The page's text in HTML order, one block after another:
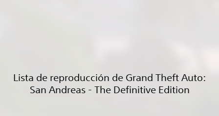
Lista de reproducción de Grand Theft Auto:
San Andreas - The Definitive Edition